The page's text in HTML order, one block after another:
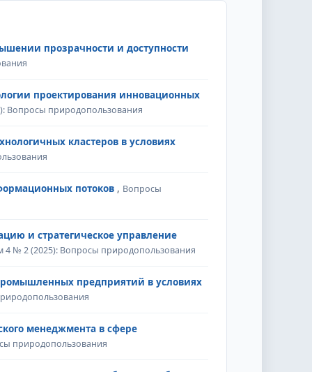
прозрачности и доступности
проектирования инновационных
Вопросы природопользования
кластеров в условиях
потоков , Вопросы
и стратегическое управление
№ 2 (2025): Вопросы природопользования
предприятий в условиях
менеджмента в сфере
природопользования